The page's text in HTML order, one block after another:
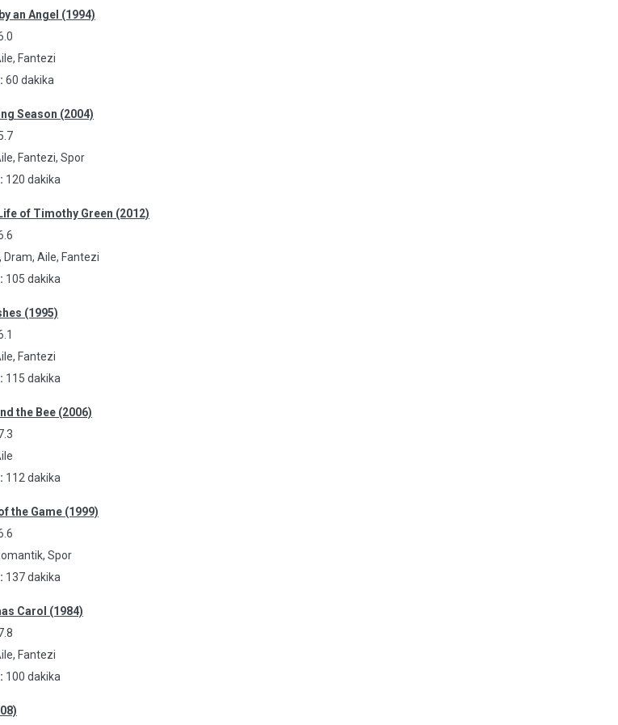
an Angel (1994)
Fantezi
60 dakika
Season (2004)
Fantezi, Spor
120 dakika
of Timothy Green (2012)
Dram, Aile, Fantezi
105 dakika
(1995)
Fantezi
115 dakika
the Bee (2006)
112 dakika
the Game (1999)
Spor
137 dakika
Carol (1984)
Fantezi
100 dakika